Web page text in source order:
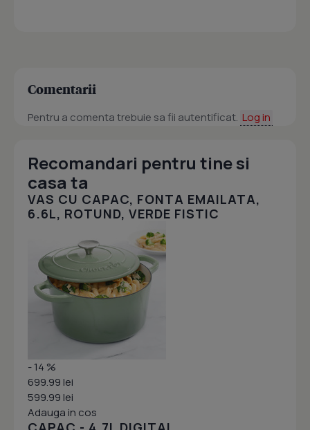
Comentarii
Pentru a comenta trebuie sa fii autentificat. Log in
Recomandari pentru tine si
casa ta
VAS CU CAPAC, FONTA EMAILATA,
6.6L, ROTUND, VERDE FISTIC
- 14 %
699.99 lei
599.99 lei
Adauga in cos